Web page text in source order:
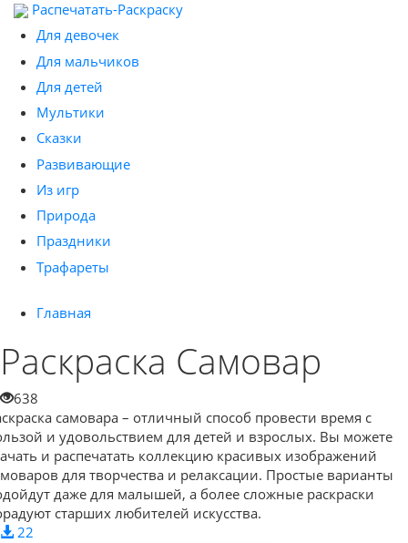
Распечатать-Раскраску
Для девочек
Для мальчиков
Для детей
Мультики
Сказки
Развивающие
Из игр
Природа
Праздники
Трафареты
Главная
Раскраска Самовар
638
самовара – отличный способ провести время с
и удовольствием для детей и взрослых. Вы можете
и распечатать коллекцию красивых изображений
для творчества и релаксации. Простые варианты
даже для малышей, а более сложные раскраски
старших любителей искусства.
22